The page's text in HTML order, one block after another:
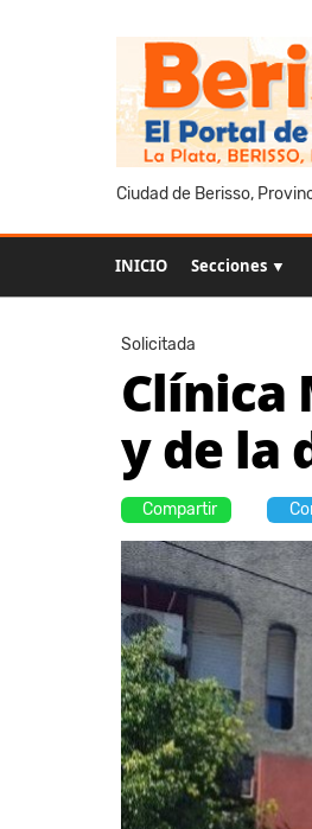
Ciudad de Berisso,
INICIO Secciones ▼
Solicitada
Clínica
y de la
Compartir